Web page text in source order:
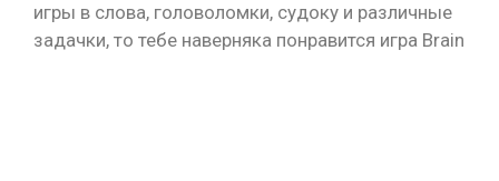
игры в слова, головоломки, судоку и различные
задачки, то тебе наверняка понравится игра Brain